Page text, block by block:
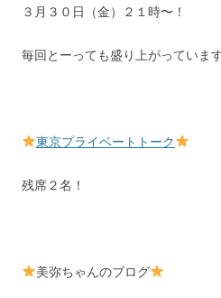
３月３０日（金）２１時〜！
毎回とーっても盛り上がっていま
東京プライベートトーク
残席２名！
美弥ちゃんのブログ